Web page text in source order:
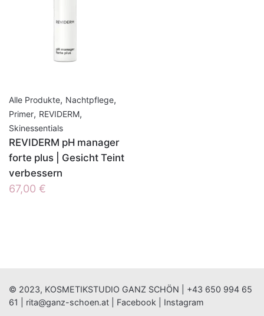
Alle Produkte, Nachtpflege,
Primer, REVIDERM,
Skinessentials
REVIDERM pH manager
forte plus | Gesicht Teint
verbessern
67,00 €
© 2023, KOSMETIKSTUDIO GANZ SCHÖN | +43 650 994 65
61
rita@ganz-schoen.at Facebook Instagram